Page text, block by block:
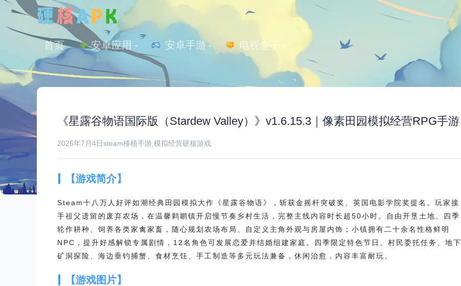
首页 安卓应用 安卓手游 电视盒子
《星露谷物语国际版（Stardew Valley）》v1.6.15.3｜像素田园模拟经营RPG手游
2026年7月4日steam移植手游 模拟经营硬核游戏
【游戏简介】
Steam十八万人好评如潮经典田园模拟大作《星露谷物语》，斩获金摇杆突破奖、英国电影学院奖提名。玩家接
手祖父遗留的废弃农场，在温馨鹈鹕镇开启慢节奏乡村生活，完整主线内容时长超50小时。自由开垦土地、四季
轮作耕种、饲养各类家禽家畜，随心规划农场布局、自定义主角外观与房屋内饰；小镇拥有二十余名性格鲜明
NPC，提升好感解锁专属剧情，12名角色可发展恋爱并结婚组建家庭。四季限定特色节日、村民委托任务、地下
矿洞探险、海边垂钓捕蟹、食材烹饪、手工制造等多元玩法兼备，休闲治愈，内容丰富耐玩。
【游戏图片】